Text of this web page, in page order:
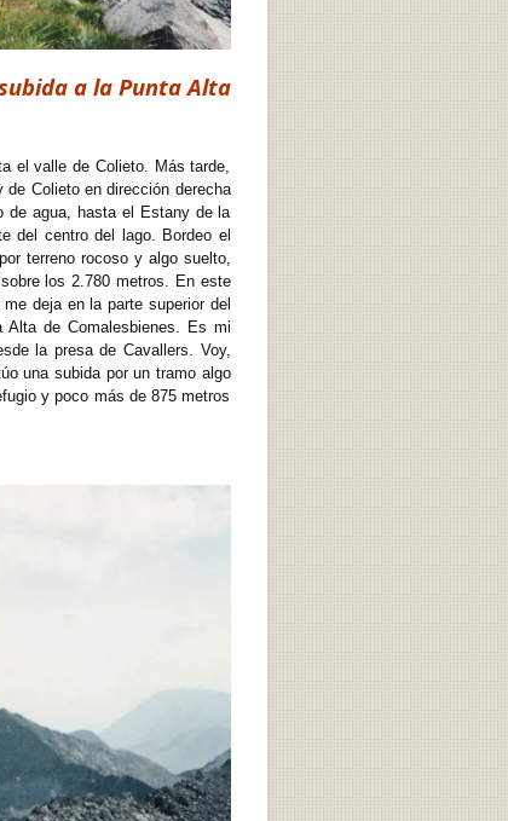
a la Punta Alta
el valle de Colieto. Más tarde,
Colieto en dirección derecha
de agua, hasta el Estany de la
del centro del lago. Bordeo el
terreno rocoso y algo suelto,
los 2.780 metros. En este
deja en la parte superior del
de Comalesbienes. Es mi
la presa de Cavallers. Voy,
una subida por un tramo algo
y poco más de 875 metros